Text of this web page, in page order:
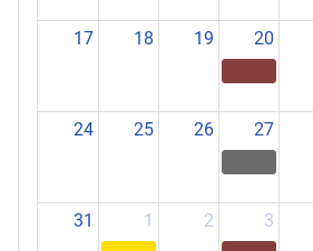
17 18 19 20
24 25 26 27
31 1 2 3